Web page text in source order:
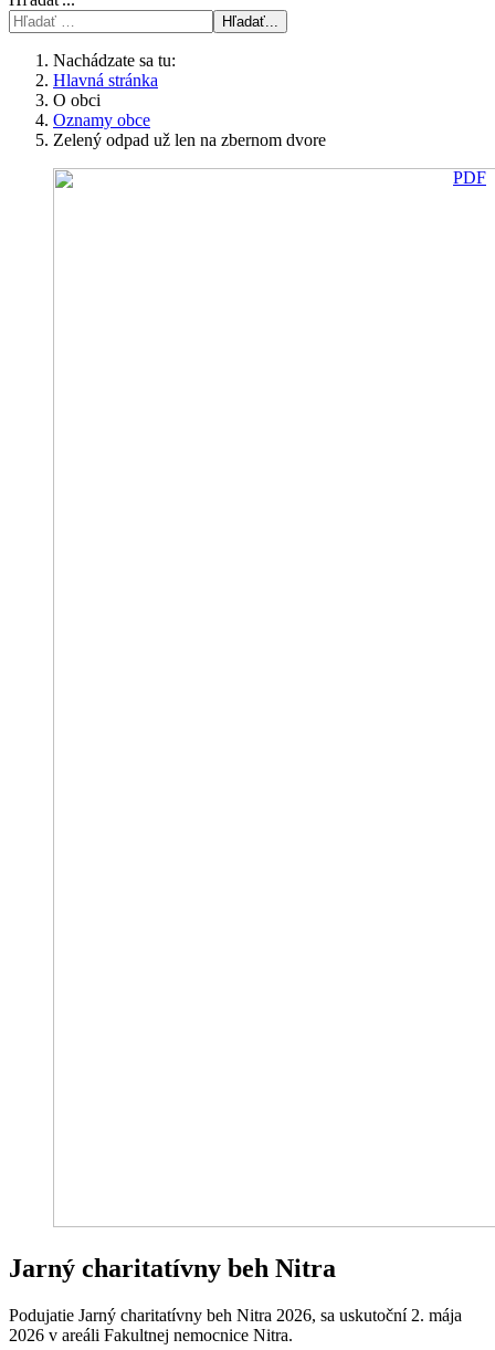
Hľadať...
Nachádzate sa tu:
Hlavná stránka
O obci
Oznamy obce
Zelený odpad už len na zbernom dvore
PDF
Jarný charitatívny beh Nitra
Podujatie Jarný charitatívny beh Nitra 2026, sa uskutoční 2. mája
2026 v areáli Fakultnej nemocnice Nitra.